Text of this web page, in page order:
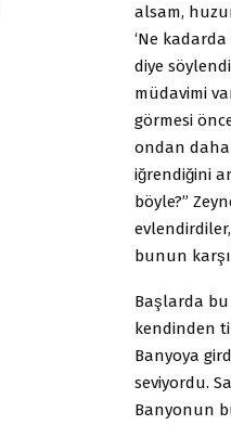
alsam,
‘Ne
diye
müdavimi
görmesi
ondan
iğrendiğini
böyle?”
bunun
Başlarda
kendinden
Banyoya
seviyordu.
Banyonun